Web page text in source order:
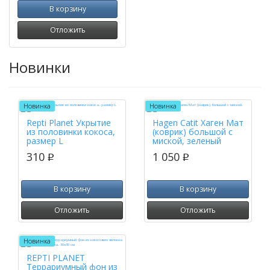
В корзину
Отложить
Новинки
Новинка
Repti Planet Укрытие
из половинки кокоса,
размер L
310 p
В корзину
Отложить
Новинка
Hagen Catit Хаген Мат
(коврик) большой с
миской, зеленый
1 050 p
В корзину
Отложить
Новинка
REPTI PLANET
Террариумный фон из